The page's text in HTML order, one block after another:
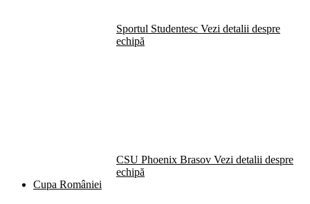
Sportul Studentesc Vezi detalii despre
echipă
CSU Phoenix Brasov Vezi detalii despre
echipă
Cupa României